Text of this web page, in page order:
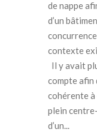
de nappe
d’un
contexte
Il y avait
compte afin
cohérente à
plein
d’un...